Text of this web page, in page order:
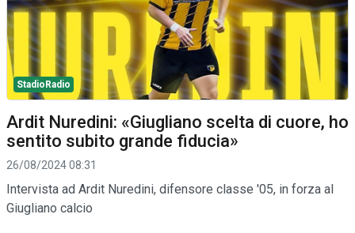
StadioRadio
Ardit Nuredini: «Giugliano scelta di cuore, ho
sentito subito grande fiducia»
26/08/2024 08:31
Intervista ad Ardit Nuredini, difensore classe '05, in forza al
Giugliano calcio